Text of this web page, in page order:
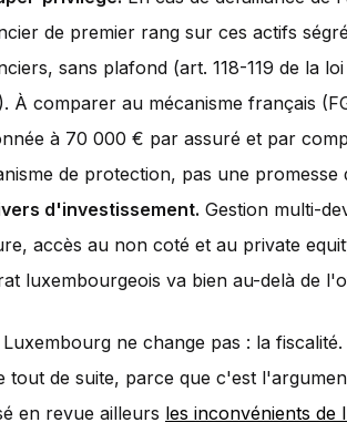
de premier rang sur ces actifs
sans plafond (art. 118-119 de la
À comparer au mécanisme français
à 70 000 € par assuré et par
de protection, pas une promesse
d'investissement. Gestion multi-
accès au non coté et au private
luxembourgeois va bien au-delà de
ne change pas : la
tout de suite, parce que c'est
en revue ailleurs les inconvénients de